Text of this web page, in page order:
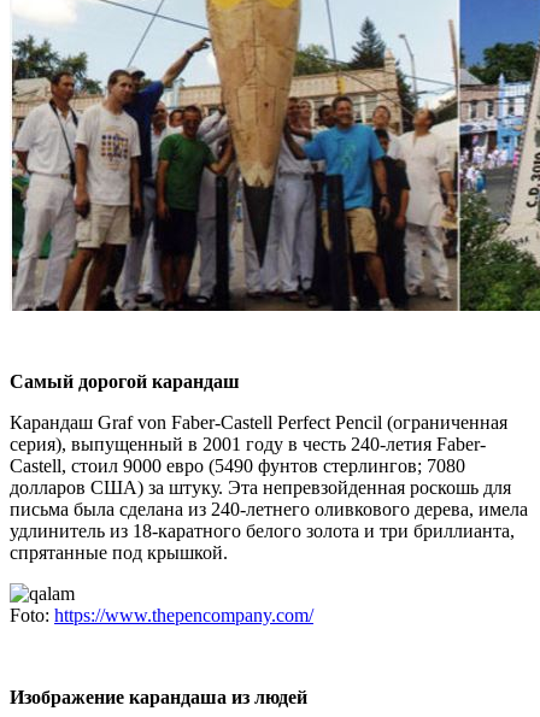
Самый дорогой карандаш
Карандаш Graf von Faber-Castell Perfect Pencil (ограниченная
серия), выпущенный в 2001 году в честь 240-летия Faber-
Castell, стоил 9000 евро (5490 фунтов стерлингов; 7080
долларов США) за штуку. Эта непревзойденная роскошь для
письма была сделана из 240-летнего оливкового дерева, имела
удлинитель из 18-каратного белого золота и три бриллианта,
спрятанные под крышкой.
Foto: https://www.thepencompany.com/
Изображение карандаша из людей